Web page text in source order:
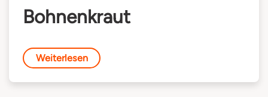
Bohnenkraut
Weiterlesen